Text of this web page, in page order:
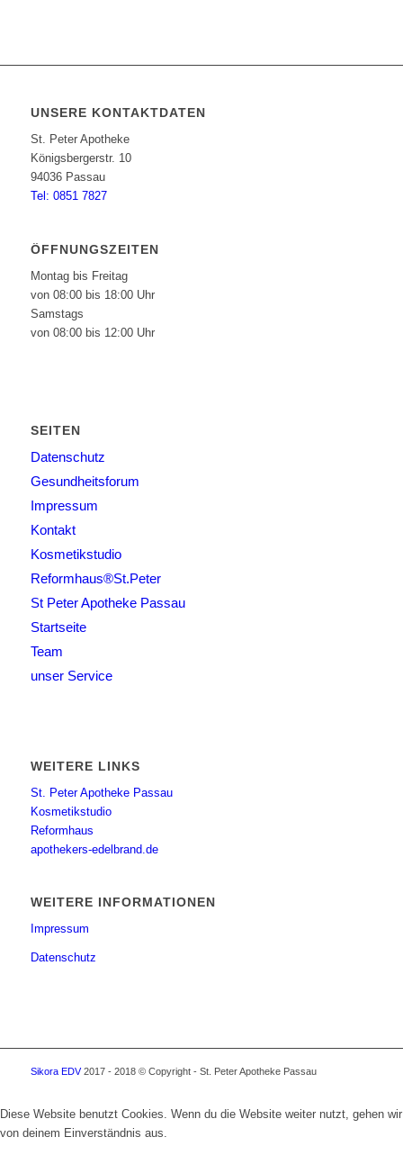
UNSERE KONTAKTDATEN
St. Peter Apotheke
Königsbergerstr. 10
94036 Passau
Tel: 0851 7827
ÖFFNUNGSZEITEN
Montag bis Freitag
von 08:00 bis 18:00 Uhr
Samstags
von 08:00 bis 12:00 Uhr
SEITEN
Datenschutz
Gesundheitsforum
Impressum
Kontakt
Kosmetikstudio
Reformhaus®St.Peter
St Peter Apotheke Passau
Startseite
Team
unser Service
WEITERE LINKS
St. Peter Apotheke Passau
Kosmetikstudio
Reformhaus
apothekers-edelbrand.de
WEITERE INFORMATIONEN
Impressum
Datenschutz
Sikora EDV2017 - 2018 © Copyright - St. Peter Apotheke Passau
Diese Website benutzt Cookies. Wenn du die Website weiter nutzt, gehen wir
von deinem Einverständnis aus.